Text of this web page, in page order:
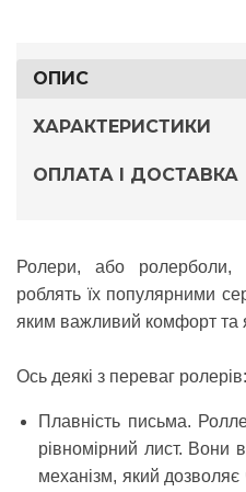
ОПИС
ХАРАКТЕРИСТИКИ
ОПЛАТА І ДОСТАВКА
Ролери, або ролерболи,
роблять їх популярними
яким важливий комфорт та
Ось деякі з переваг ролерів:
Плавність письма.
рівномірний лист. Вони
механізм, який дозволяє